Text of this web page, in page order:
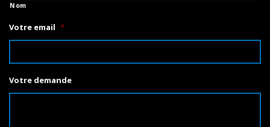
Nom
Votre email *
Votre demande